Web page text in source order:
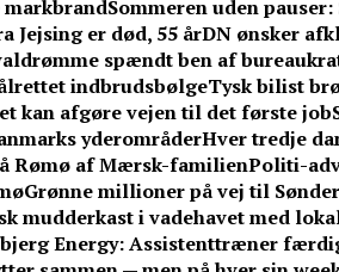
Sommeren uden
Jejsing er død, 55 årDN ønsker
spændt ben af
indbrudsbølgeTysk bilist
kan afgøre vejen til det første job
yderområderHver tredje
Rømø af Mærsk-familienPoliti-
Grønne millioner på vej til
mudderkast i vadehavet med
Energy: Assistenttræner